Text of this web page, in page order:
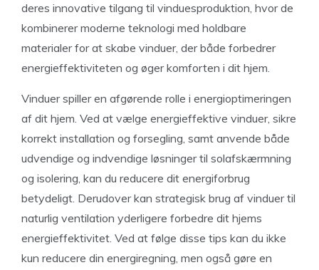
deres innovative tilgang til vinduesproduktion, hvor de
kombinerer moderne teknologi med holdbare
materialer for at skabe vinduer, der både forbedrer
energieffektiviteten og øger komforten i dit hjem.
Vinduer spiller en afgørende rolle i energioptimeringen
af dit hjem. Ved at vælge energieffektive vinduer, sikre
korrekt installation og forsegling, samt anvende både
udvendige og indvendige løsninger til solafskærmning
og isolering, kan du reducere dit energiforbrug
betydeligt. Derudover kan strategisk brug af vinduer til
naturlig ventilation yderligere forbedre dit hjems
energieffektivitet. Ved at følge disse tips kan du ikke
kun reducere din energiregning, men også gøre en